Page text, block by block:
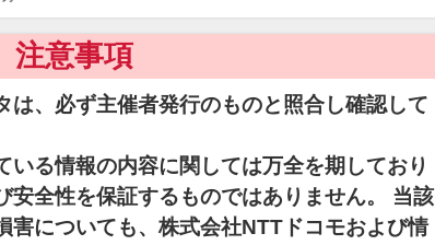
注意事項
は、必ず主催者発行のものと照合し確認して
いる情報の内容に関しては万全を期しており
安全性を保証するものではありません。 当該
害についても、株式会社NTTドコモおよび情